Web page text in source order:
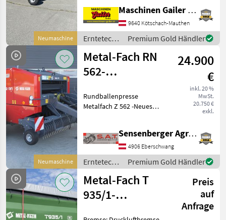
Neumaschine
Ballenkammer,
Ballenrampe, Netzbindung,
Schneidwerk neue
Rundballenpresse Baujahr
2025 mit folgender Aus
Maschinen Gailer GmbH
9640 Kötschach-Mauthen
Erntetechnik
Grünland /
Metal-Fach
Premium Gold Händler
Neumaschine
Metal-Fach RN
562-
24.900
€
inkl. 20 %
MwSt.
20.750 €
exkl.
Rundballenpresse
Metalfach Z 562 -Neues
Füllstandsanzeige -
Netzbindung -Rotor mit 13
Schneidmessern -16-
Walzen-Ballenkammer
Sensenberger Agrar-Technik
4906 Eberschwang
Erntetechnik
Grünland /
Metal-Fach
Premium Gold Händler
Metal-Fach T
935/1-
Preis
auf
Anfrage